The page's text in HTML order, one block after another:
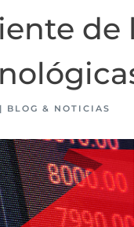
de
| BLOG & NOTICIAS